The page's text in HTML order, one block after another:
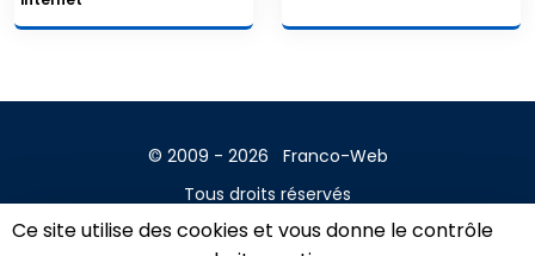
Ce site utilise des cookies et vous donne le contrôle
© 2009 - 2026
Franco-Web
Tous droits réservés
Contact